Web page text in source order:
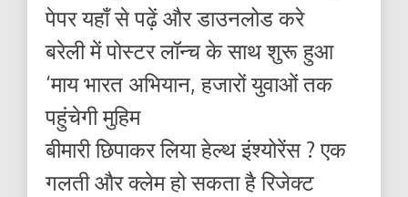
पेपर यहाँ से पढ़ें और डाउनलोड करे
बरेली में पोस्टर लॉन्च के साथ शुरू हुआ
‘माय भारत अभियान, हजारों युवाओं तक
पहुंचेगी मुहिम
बीमारी छिपाकर लिया हेल्थ इंश्योरेंस ? एक
गलती और क्लेम हो सकता है रिजेक्ट